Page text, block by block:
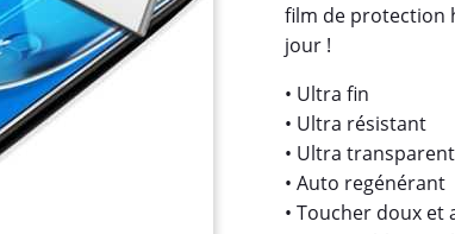
film de protection
jour !
• Ultra fin
• Ultra résistant
• Ultra transparent
• Auto regénérant
• Toucher doux et